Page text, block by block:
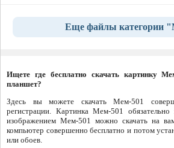
Еще файлы категории
Ищете где бесплатно скачать картинку
планшет?
Здесь вы можете скачать Мем-501
регистрации. Картинка Мем-501
изображением Мем-501 можно скачать на
компьютер совершенно бесплатно и потом
или обоев.